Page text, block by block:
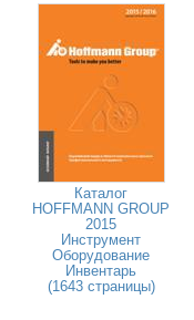
Каталог
HOFFMANN GROUP
2015
Инструмент
Оборудование
Инвентарь
(1643 страницы)